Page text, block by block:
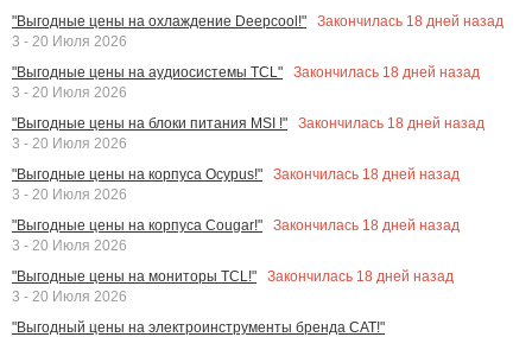
"Выгодные цены на охлаждение Deepcool!"
Закончилась 18 дней назад
3 - 20 Июля 2026
"Выгодные цены на аудиосистемы TCL"
Закончилась 18 дней назад
3 - 20 Июля 2026
"Выгодные цены на блоки питания MSI !"
Закончилась 18 дней назад
3 - 20 Июля 2026
"Выгодные цены на корпуса Ocypus!"
Закончилась 18 дней назад
3 - 20 Июля 2026
"Выгодные цены на корпуса Cougar!"
Закончилась 18 дней назад
3 - 20 Июля 2026
"Выгодные цены на мониторы TCL!"
Закончилась 18 дней назад
3 - 20 Июля 2026
"Выгодный цены на электроинструменты бренда CAT!"